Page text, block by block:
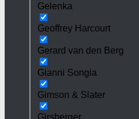
Gelenka
Geoffrey Harcourt
Gerard van den Berg
Gianni Songia
Gimson & Slater
Girsberger